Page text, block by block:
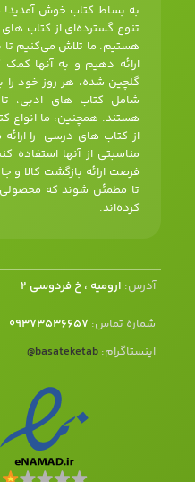
به بساط کتاب خوش آمدید!
تنوع گسترده‌ای از کتاب
هستیم. ما تلاش می‌کنیم تا
ارائه دهیم و به آنها
گلچین شده، هر روز خود
شامل کتاب های ادبی،
هستند. همچنین، ما انواع
از کتاب های درسی را
مناسبتی از آنها استفاده
فرصت ارائه بازگشت کالا و
تا مطمئن شوند که محصولی
کرده‌اند.
آدرس: ارومیه ، خ فردوسی 2
شماره تماس: 09373536657
اینستاگرام: basateketab
@